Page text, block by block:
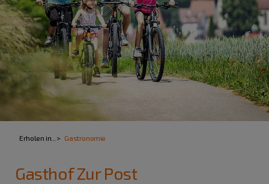
Erholen in... Gastronomie
Gasthof Zur Post